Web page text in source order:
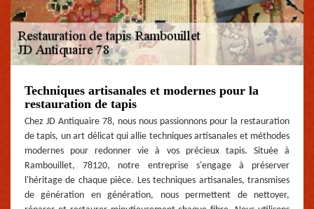
Techniques artisanales et modernes pour la
restauration de tapis
Chez JD Antiquaire 78, nous nous passionnons pour la restauration
de tapis, un art délicat qui allie techniques artisanales et méthodes
modernes pour redonner vie à vos précieux tapis. Située à
Rambouillet, 78120, notre entreprise s'engage à préserver
l'héritage de chaque pièce. Les techniques artisanales, transmises
de génération en génération, nous permettent de nettoyer,